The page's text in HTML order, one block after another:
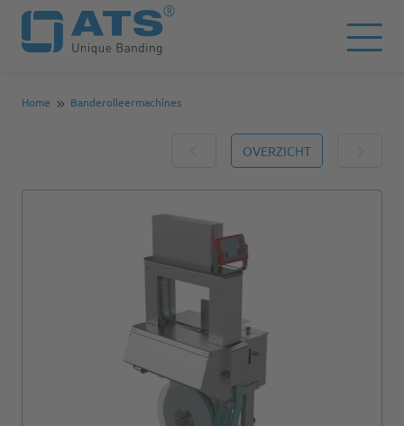
Home Banderolleermachines
OVERZICHT